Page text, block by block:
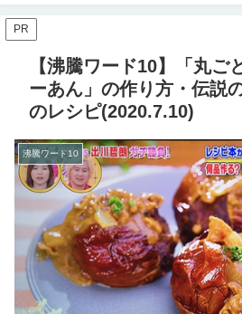
PR
【沸騰ワード10】「丸ご
ーあん」の作り方・伝説
のレシピ(2020.7.10)
沸騰ワード10